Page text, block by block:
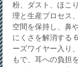
粉、ダスト、ほこ
理と生産プロセス
空間を保持し、鼻
にくさを解消する
ーズワイヤー入り
もで、耳への負